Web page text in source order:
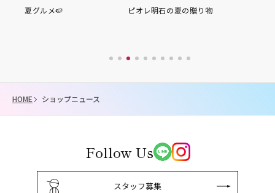
夏グルメ🍉 ピオレ明石の夏の贈り物
HOME ショップニュース
Follow Us
スタッフ募集